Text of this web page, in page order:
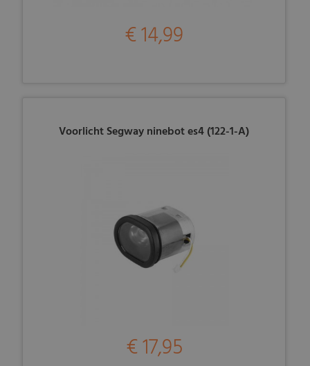
€ 14,99
Voorlicht Segway ninebot es4 (122-1-A)
€ 17,95